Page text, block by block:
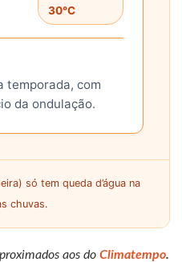
30°C
temporada, com
da ondulação.
só tem queda d’água na
chuvas.
aos do Climatempo.